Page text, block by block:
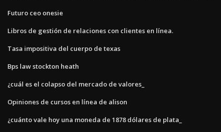
Futuro ceo onesie
Libros de gestión de relaciones con clientes en línea.
Tasa impositiva del cuerpo de texas
Bps law stockton heath
¿cuál es el colapso del mercado de valores_
Opiniones de cursos en línea de alison
¿cuánto vale hoy una moneda de 1878 dólares de plata_